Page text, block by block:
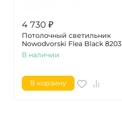
4 730 ₽
Потолочный cветильник
Nowodvorski Flea Black 8203
В наличии
В корзину